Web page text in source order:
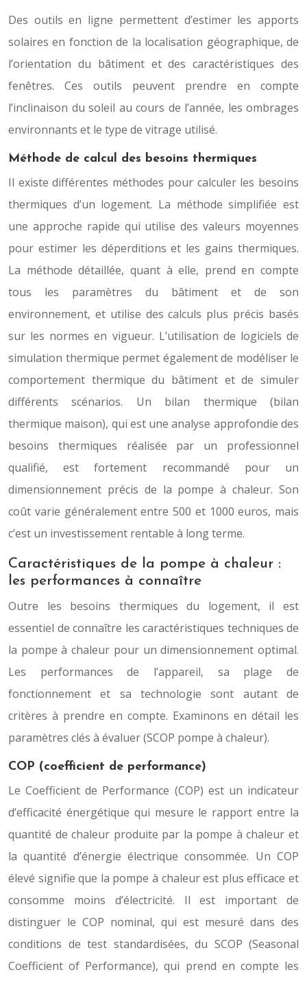
Des outils en ligne permettent d’estimer les apports
solaires en fonction de la localisation géographique, de
l’orientation du bâtiment et des caractéristiques des
fenêtres. Ces outils peuvent prendre en compte
l’inclinaison du soleil au cours de l’année, les ombrages
environnants et le type de vitrage utilisé.
Méthode de calcul des besoins thermiques
Il existe différentes méthodes pour calculer les besoins
thermiques d’un logement. La méthode simplifiée est
une approche rapide qui utilise des valeurs moyennes
pour estimer les déperditions et les gains thermiques.
La méthode détaillée, quant à elle, prend en compte
tous les paramètres du bâtiment et de son
environnement, et utilise des calculs plus précis basés
sur les normes en vigueur. L’utilisation de logiciels de
simulation thermique permet également de modéliser le
comportement thermique du bâtiment et de simuler
différents scénarios. Un bilan thermique (bilan
thermique maison), qui est une analyse approfondie des
besoins thermiques réalisée par un professionnel
qualifié, est fortement recommandé pour un
dimensionnement précis de la pompe à chaleur. Son
coût varie généralement entre 500 et 1000 euros, mais
c’est un investissement rentable à long terme.
Caractéristiques de la pompe à chaleur :
les performances à connaître
Outre les besoins thermiques du logement, il est
essentiel de connaître les caractéristiques techniques de
la pompe à chaleur pour un dimensionnement optimal.
Les performances de l’appareil, sa plage de
fonctionnement et sa technologie sont autant de
critères à prendre en compte. Examinons en détail les
paramètres clés à évaluer (SCOP pompe à chaleur).
COP (coefficient de performance)
Le Coefficient de Performance (COP) est un indicateur
d’efficacité énergétique qui mesure le rapport entre la
quantité de chaleur produite par la pompe à chaleur et
la quantité d’énergie électrique consommée. Un COP
élevé signifie que la pompe à chaleur est plus efficace et
consomme moins d’électricité. Il est important de
distinguer le COP nominal, qui est mesuré dans des
conditions de test standardisées, du SCOP (Seasonal
Coefficient of Performance), qui prend en compte les